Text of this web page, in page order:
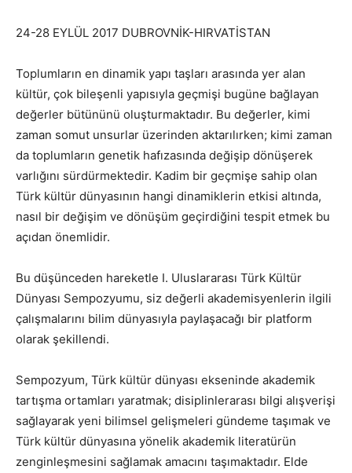
24-28 EYLÜL 2017 DUBROVNİK-HIRVATİSTAN
Toplumların en dinamik yapı taşları arasında yer alan
kültür, çok bileşenli yapısıyla geçmişi bugüne bağlayan
değerler bütününü oluşturmaktadır. Bu değerler, kimi
zaman somut unsurlar üzerinden aktarılırken; kimi zaman
da toplumların genetik hafızasında değişip dönüşerek
varlığını sürdürmektedir. Kadim bir geçmişe sahip olan
Türk kültür dünyasının hangi dinamiklerin etkisi altında,
nasıl bir değişim ve dönüşüm geçirdiğini tespit etmek bu
açıdan önemlidir.
Bu düşünceden hareketle I. Uluslararası Türk Kültür
Dünyası Sempozyumu, siz değerli akademisyenlerin ilgili
çalışmalarını bilim dünyasıyla paylaşacağı bir platform
olarak şekillendi.
Sempozyum, Türk kültür dünyası ekseninde akademik
tartışma ortamları yaratmak; disiplinlerarası bilgi alışverişi
sağlayarak yeni bilimsel gelişmeleri gündeme taşımak ve
Türk kültür dünyasına yönelik akademik literatürün
zenginleşmesini sağlamak amacını taşımaktadır. Elde